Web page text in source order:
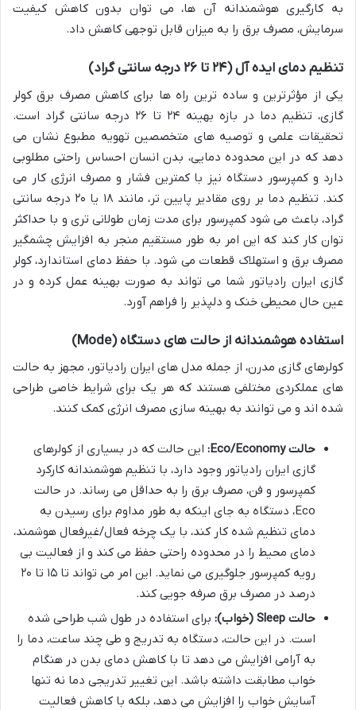
به کارگیری هوشمندانه آن ها، می توان بدون کاهش کیفیت
سرمایش، مصرف برق را به میزان قابل توجهی کاهش داد.
تنظیم دمای ایده آل (۲۴ تا ۲۶ درجه سانتی گراد)
یکی از مؤثرترین و ساده ترین راه ها برای کاهش مصرف برق کولر
گازی، تنظیم دما در بازه بهینه ۲۴ تا ۲۶ درجه سانتی گراد است.
تحقیقات علمی و توصیه های متخصصین تهویه مطبوع نشان می
دهد که در این محدوده دمایی، بدن انسان احساس راحتی مطلوبی
دارد و کمپرسور دستگاه نیز با کمترین فشار و مصرف انرژی کار می
کند. تنظیم دما بر روی مقادیر پایین تر، مانند ۱۸ یا ۲۰ درجه سانتی
گراد، باعث می شود کمپرسور برای مدت زمان طولانی تری و با حداکثر
توان کار کند که این امر به طور مستقیم منجر به افزایش چشمگیر
مصرف برق و استهلاک قطعات می شود. با حفظ دمای استاندارد، کولر
گازی ایران رادیاتور شما می تواند به صورت بهینه عمل کرده و در
عین حال محیطی خنک و دلپذیر را فراهم آورد.
استفاده هوشمندانه از حالت های دستگاه (Mode)
کولرهای گازی مدرن، از جمله مدل های ایران رادیاتور، مجهز به حالت
های عملکردی مختلفی هستند که هر یک برای شرایط خاصی طراحی
شده اند و می توانند به بهینه سازی مصرف انرژی کمک کنند.
حالت Eco/Economy:
این حالت که در بسیاری از کولرهای
گازی ایران رادیاتور وجود دارد، با تنظیم هوشمندانه کارکرد
کمپرسور و فن، مصرف برق را به حداقل می رساند. در حالت
Eco، دستگاه به جای اینکه به طور مداوم برای رسیدن به
دمای تنظیم شده کار کند، با یک چرخه فعال/غیرفعال هوشمند،
دمای محیط را در محدوده راحتی حفظ می کند و از فعالیت بی
رویه کمپرسور جلوگیری می نماید. این امر می تواند تا ۱۵ تا ۲۰
درصد در مصرف برق صرفه جویی کند.
حالت Sleep (خواب):
برای استفاده در طول شب طراحی شده
است. در این حالت، دستگاه به تدریج و طی چند ساعت، دما را
به آرامی افزایش می دهد تا با کاهش دمای بدن در هنگام
خواب مطابقت داشته باشد. این تغییر تدریجی دما نه تنها
آسایش خواب را افزایش می دهد، بلکه با کاهش فعالیت